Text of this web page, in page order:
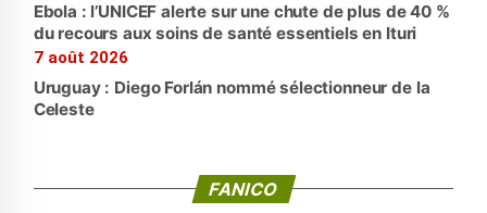
Ebola : l’UNICEF alerte sur une chute de plus de 40 %
du recours aux soins de santé essentiels en Ituri
7 août 2026
Uruguay : Diego Forlán nommé sélectionneur de la
Celeste
FANICO